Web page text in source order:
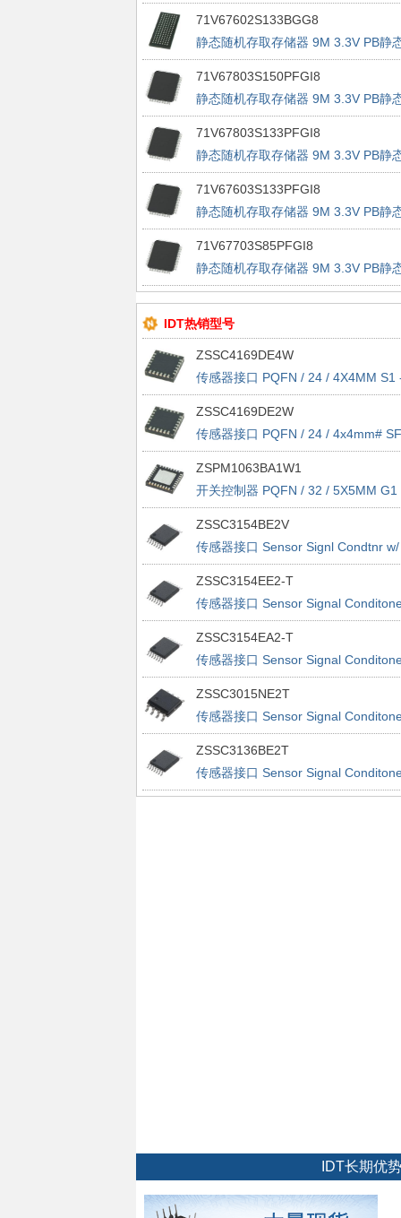
随机存取存储器 SLOW F/T
71V67602S133BGG8
静态随机存取存储器 9M 3.3V PB静
随机存取存储器 SLOW P/L
71V67803S150PFGI8
静态随机存取存储器 9M 3.3V PB静
随机存取存储器 SLOW P/L
71V67803S133PFGI8
静态随机存取存储器 9M 3.3V PB静
随机存取存储器 SLOW P/L
71V67603S133PFGI8
静态随机存取存储器 9M 3.3V PB静
随机存取存储器 SLOW P/L
71V67703S85PFGI8
静态随机存取存储器 9M 3.3V PB静
随机存取存储器 SLOW F/T
IDT热销型号
ZSSC4169DE4W
传感器接口 PQFN / 24 / 4X4MM S1
TAPE&REEL - 7"
ZSSC4169DE2W
传感器接口 PQFN / 24 / 4x4mm#
tape&reel - 7"
ZSPM1063BA1W1
开关控制器 PQFN / 32 / 5X5MM G1
TAPE&REEL - 7"
ZSSC3154BE2V
传感器接口 Sensor Signl Condtnr w/
Dual Analog Out
ZSSC3154EE2-T
传感器接口 Sensor Signal
ZSSC3154EA2-T
传感器接口 Sensor Signal
ZSSC3015NE2T
传感器接口 Sensor Signal
ZSSC3136BE2T
传感器接口 Sensor Signal
IDT长期优